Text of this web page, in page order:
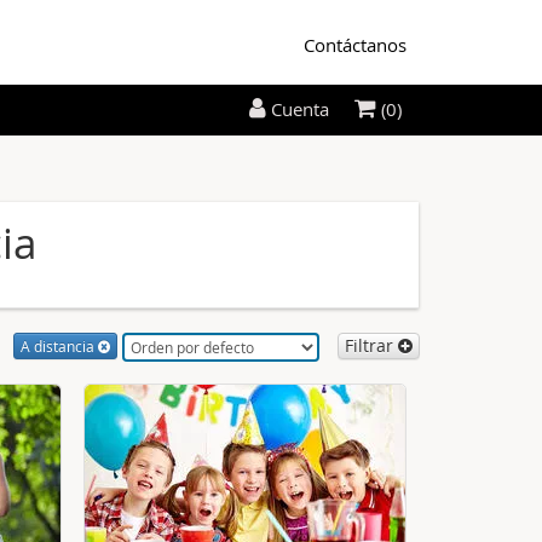
Contáctanos
A distancia Filtrar
Cuenta (0)